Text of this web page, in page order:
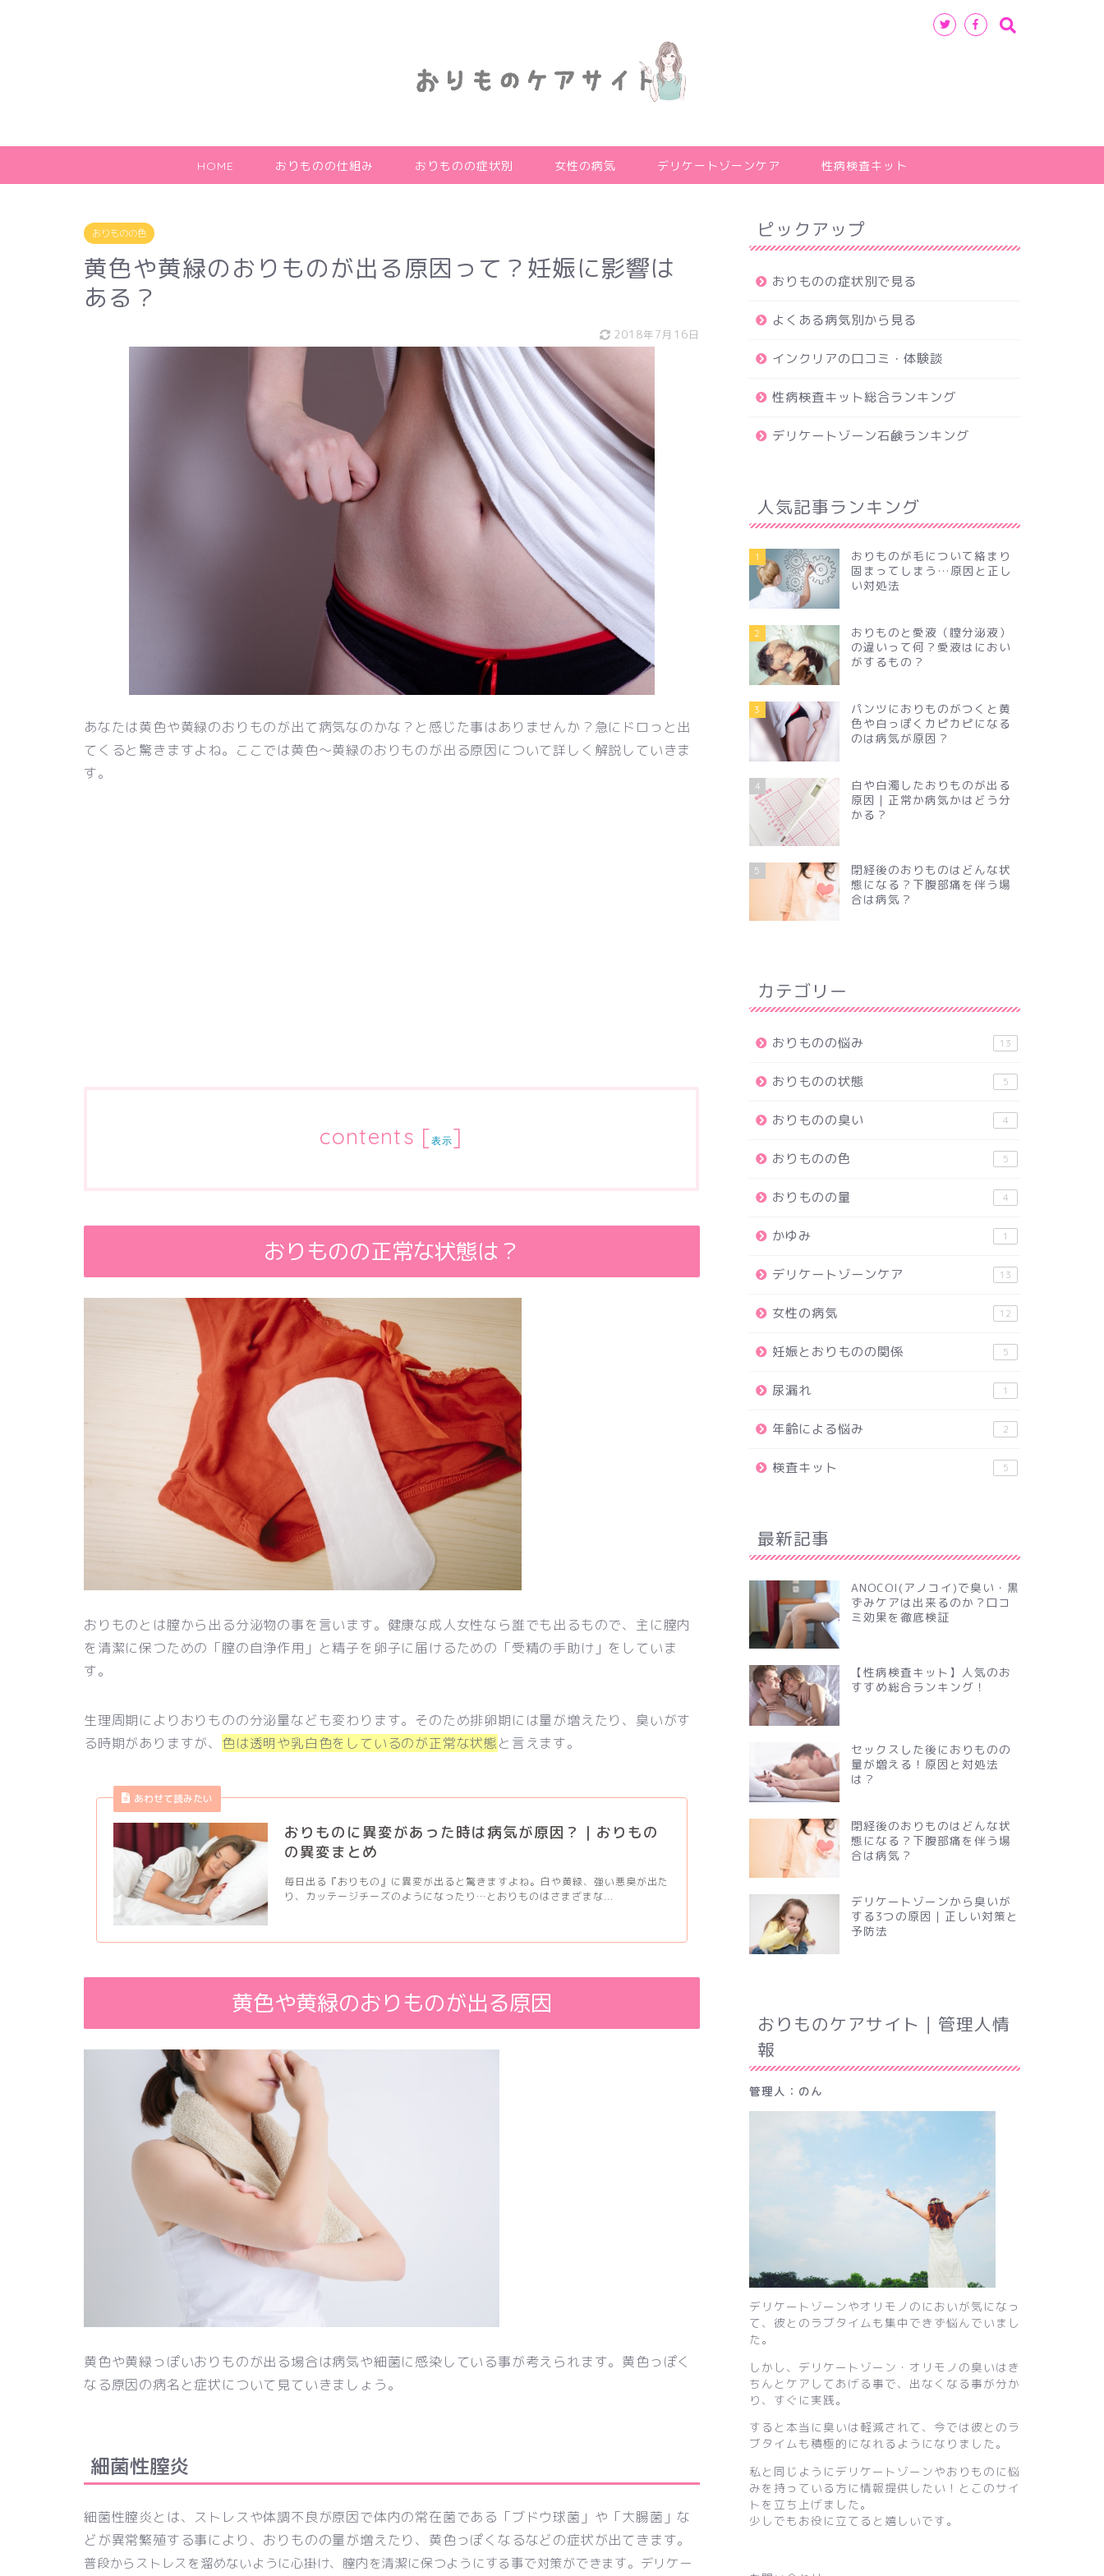
HOME おりものの仕組み おりものの症状別 女性の病気 デリケートゾーンケア 性病検査キット
おりものの色
黄色や黄緑のおりものが出る原因って？妊娠に影響は
ある？
2018年7月16日
あなたは黄色や黄緑のおりものが出て病気なのかな？と感じた事はありませんか？急にドロっと出
てくると驚きますよね。ここでは黄色〜黄緑のおりものが出る原因について詳しく解説していきま
す。
contents [表示]
おりものの正常な状態は？
おりものとは膣から出る分泌物の事を言います。健康な成人女性なら誰でも出るもので、主に膣内
を清潔に保つための「膣の自浄作用」と精子を卵子に届けるための「受精の手助け」をしていま
す。
生理周期によりおりものの分泌量なども変わります。そのため排卵期には量が増えたり、臭いがす
る時期がありますが、 色は透明や乳白色をしているのが正常な状態と言えます。
あわせて読みたい
おりものに異変があった時は病気が原因？｜おりもの
の異変まとめ
毎日出る『おりもの』に異変が出ると驚きますよね。白や黄緑、強い悪臭が出た
り、カッテージチーズのようになったり…とおりものはさまざまな...
黄色や黄緑のおりものが出る原因
黄色や黄緑っぽいおりものが出る場合は病気や細菌に感染している事が考えられます。黄色っぽく
なる原因の病名と症状について見ていきましょう。
細菌性膣炎
細菌性膣炎とは、ストレスや体調不良が原因で体内の常在菌である「ブドウ球菌」や「大腸菌」な
どが異常繁殖する事により、おりものの量が増えたり、黄色っぽくなるなどの症状が出てきます。
普段からストレスを溜めないように心掛け、膣内を清潔に保つようにする事で対策ができます。デリケー
ピックアップ
おりものの症状別で見る
よくある病気別から見る
インクリアの口コミ・体験談
性病検査キット総合ランキング
デリケートゾーン石鹸ランキング
人気記事ランキング
1
おりものが毛について絡まり
固まってしまう…原因と正し
い対処法
2
おりものと愛液（膣分泌液）
の違いって何？愛液はにおい
がするもの？
3
パンツにおりものがつくと黄
色や白っぽくカピカピになる
のは病気が原因？
4
白や白濁したおりものが出る
原因｜正常か病気かはどう分
かる？
5
閉経後のおりものはどんな状
態になる？下腹部痛を伴う場
合は病気？
カテゴリー
おりものの悩み 13
おりものの状態 5
おりものの臭い 4
おりものの色 5
おりものの量 4
かゆみ 1
デリケートゾーンケア 13
女性の病気 12
妊娠とおりものの関係 5
尿漏れ 1
年齢による悩み 2
検査キット 5
最新記事
ANOCOI(アノコイ)で臭い・黒
ずみケアは出来るのか？口コ
ミ効果を徹底検証
【性病検査キット】人気のお
すすめ総合ランキング！
セックスした後におりものの
量が増える！原因と対処法
は？
閉経後のおりものはどんな状
態になる？下腹部痛を伴う場
合は病気？
デリケートゾーンから臭いが
する3つの原因｜正しい対策と
予防法
おりものケアサイト｜管理人情
報
管理人：のん
デリケートゾーンやオリモノのにおいが気になっ
て、彼とのラブタイムも集中できず悩んでいまし
た。
しかし、デリケートゾーン・オリモノの臭いはき
ちんとケアしてあげる事で、出なくなる事が分か
り、すぐに実践。
すると本当に臭いは軽減されて、今では彼とのラ
ブタイムも積極的になれるようになりました。
私と同じようにデリケートゾーンやおりものに悩
みを持っている方に情報提供したい！とこのサイ
トを立ち上げました。
少しでもお役に立てると嬉しいです。